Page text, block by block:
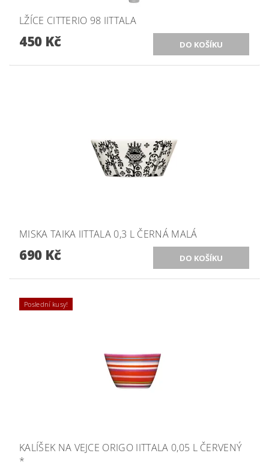
LŽÍCE CITTERIO 98 IITTALA
450 Kč
MISKA TAIKA IITTALA 0,3 L ČERNÁ MALÁ
690 Kč
Poslední kusy!
KALÍŠEK NA VEJCE ORIGO IITTALA 0,05 L ČERVENÝ
*